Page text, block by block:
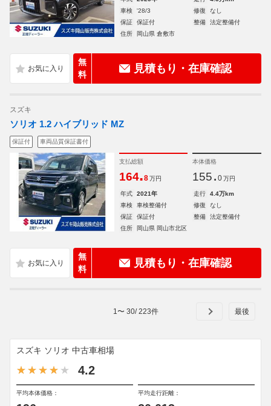
車検
'28/3 修復
なし
保証
保証付 整備
法定整備付
住所
岡山県 倉敷市
無
料
見積もり・在庫確認
スズキ
ソリオ 1.2 ハイブリッド MZ
保証付 車両品質保証書付
支払総額
164.8 万円
本体価格
155. 0 万円
年式 2021年 走行
4.4万km
車検
車検整備付 修復
なし
保証
保証付 整備
法定整備付
住所
岡山県 岡山市北区
無
料
見積もり・在庫確認
1 〜 30/223件
スズキ ソリオ 中古車相場
4.2
平均本体価格： 平均走行距離：